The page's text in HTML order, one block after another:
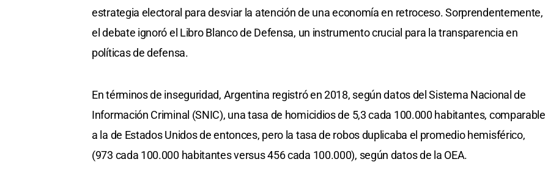
estrategia electoral para desviar la atención de una economía en retroceso. Sorprendentemente,
el debate ignoró el Libro Blanco de Defensa, un instrumento crucial para la transparencia en
políticas de defensa.
En términos de inseguridad, Argentina registró en 2018, según datos del Sistema Nacional de
Información Criminal (SNIC), una tasa de homicidios de 5,3 cada 100.000 habitantes, comparable
a la de Estados Unidos de entonces, pero la tasa de robos duplicaba el promedio hemisférico,
(973 cada 100.000 habitantes versus 456 cada 100.000), según datos de la OEA.